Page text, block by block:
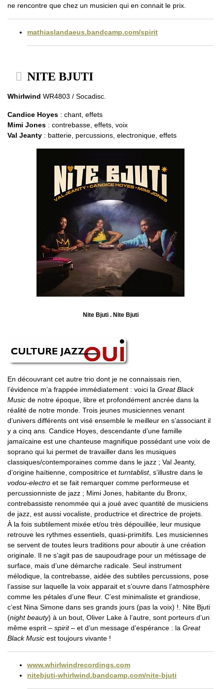
ne rencontre que chez un musicien qui en connait le prix.
mathiaslandaeus.bandcamp.com/spirit
NITE BJUTI
Whirlwind WR4803 / Socadisc.
Candice Hoyes : chant, effets
Mimi Jones : contrebasse, effets, voix
Val Jeanty : batterie, percussions, electronique, effets
Nite Bjuti . Nite Bjuti
En découvrant cet autre trio dont je ne connaissais rien,
l’évidence m’a frappée immédiatement : voici la Great Black
Music de notre époque, libre et profondément ancrée dans la
réalité de notre monde. Trois jeunes musiciennes venant
d’univers différents ont visé ensemble le meilleur en s’associant il
y a cinq ans. Candice Hoyes, descendante d’une famille
jamaïcaine est une chanteuse magnifique possédant une voix de
soprano qui lui permet de travailler dans les musiques
classiques/contemporaines comme dans le jazz ; Val Jeanty,
d’origine haïtienne, compositrice et turntablist, s’illustre dans le
vodou-electro et se fait remarquer comme performeuse et
percussionniste de jazz ; Mimi Jones, habitante du Bronx,
contrebassiste renommée qui a joué avec quantité de musiciens
de jazz, est aussi vocaliste, productrice et directrice de projets.
À la fois subtilement mixée et/ou très dépouillée, leur musique
retrouve les rythmes essentiels, quasi-primitifs. Les musiciennes
se servent de toutes leurs traditions pour aboutir à une création
originale. Il ne s’agit pas de saupoudrage pour un métissage de
surface, mais d’une démarche radicale. Seul instrument
mélodique, la contrebasse, aidée des subtiles percussions, pose
l’assise sur laquelle la voix apparait et s’ouvre dans l’atmosphère
comme les pétales d’une fleur. C’est minimaliste et grandiose,
c’est Nina Simone dans ses grands jours (pas la voix) !. Nite Bjuti
(night beauty) à un bout, Oliver Lake à l’autre, sont porteurs d’un
même esprit – spirit– et d’un message d’espérance : la Great
Black Music est toujours vivante !
www.whirlwindrecordings.com
nitebjuti-whirlwind.bandcamp.com/nite-bjuti